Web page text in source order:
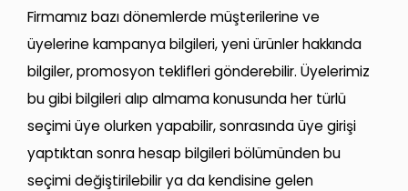
Firmamız bazı dönemlerde müşterilerine ve
üyelerine kampanya bilgileri, yeni ürünler hakkında
bilgiler, promosyon teklifleri gönderebilir. Üyelerimiz
bu gibi bilgileri alıp almama konusunda her türlü
seçimi üye olurken yapabilir, sonrasında üye girişi
yaptıktan sonra hesap bilgileri bölümünden bu
seçimi değiştirilebilir ya da kendisine gelen